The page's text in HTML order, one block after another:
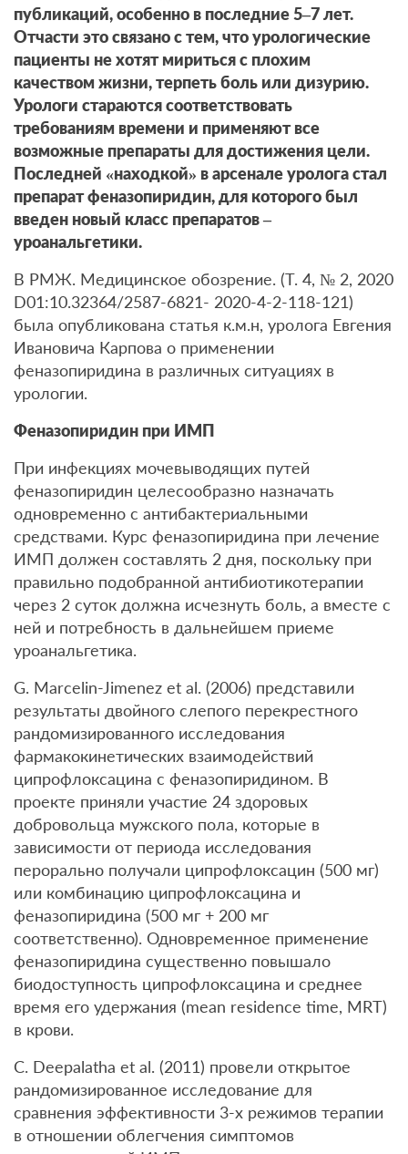
публикаций, особенно в последние 5–7 лет.
Отчасти это связано с тем, что урологические
пациенты не хотят мириться с плохим
качеством жизни, терпеть боль или дизурию.
Урологи стараются соответствовать
требованиям времени и применяют все
возможные препараты для достижения цели.
Последней «находкой» в арсенале уролога стал
препарат феназопиридин, для которого был
введен новый класс препаратов –
уроанальгетики.
В РМЖ. Медицинское обозрение. (Т. 4, № 2, 2020
D01:10.32364/2587-6821- 2020-4-2-118-121)
была опубликована статья к.м.н, уролога Евгения
Ивановича Карпова о применении
феназопиридина в различных ситуациях в
урологии.
Феназопиридин при ИМП
При инфекциях мочевыводящих путей
феназопиридин целесообразно назначать
одновременно с антибактериальными
средствами. Курс феназопиридина при лечение
ИМП должен составлять 2 дня, поскольку при
правильно подобранной антибиотикотерапии
через 2 суток должна исчезнуть боль, а вместе с
ней и потребность в дальнейшем приеме
уроанальгетика.
G. Marcelin-Jimenez et al. (2006) представили
результаты двойного слепого перекрестного
рандомизированного исследования
фармакокинетических взаимодействий
ципрофлоксацина с феназопиридином. В
проекте приняли участие 24 здоровых
добровольца мужского пола, которые в
зависимости от периода исследования
перорально получали ципрофлоксацин (500 мг)
или комбинацию ципрофлоксацина и
феназопиридина (500 мг + 200 мг
соответственно). Одновременное применение
феназопиридина существенно повышало
биодоступность ципрофлоксацина и среднее
время его удержания (mean residence time, MRT)
в крови.
С. Deepalatha et al. (2011) провели открытое
рандомизированное исследование для
сравнения эффективности 3-х режимов терапии
в отношении облегчения симптомов